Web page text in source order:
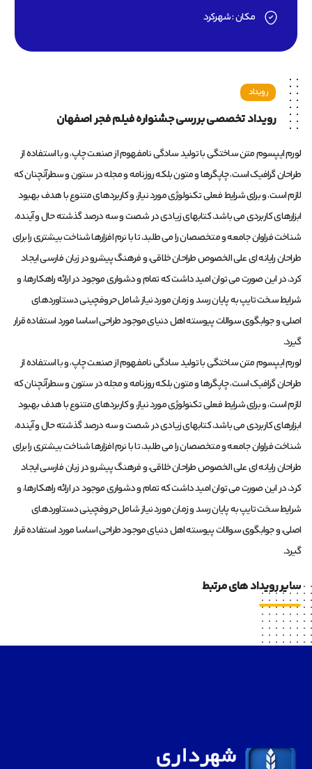
مکان : شهرکرد
رویداد
رویـداد تخصصی بـررسی جشنواره فیلم فجر اصفهان
لورم ایپسوم متن ساختگی با تولید سادگی نامفهوم از صنعت چاپ، و با استفاده از
طراحان گرافیک است، چاپگرها و متون بلکه روزنامه و مجله در ستون و سطرآنچنان که
لازم است، و برای شرایط فعلی تکنولوژی مورد نیاز، و کاربردهای متنوع با هدف بهبود
ابزارهای کاربردی می باشد، کتابهای زیادی در شصت و سه درصد گذشته حال و آینده،
شناخت فراوان جامعه و متخصصان را می طلبد، تا با نرم افزارها شناخت بیشتری را برای
طراحان رایانه ای علی الخصوص طراحان خلاقی، و فرهنگ پیشرو در زبان فارسی ایجاد
کرد، در این صورت می توان امید داشت که تمام و دشواری موجود در ارائه راهکارها، و
شرایط سخت تایپ به پایان رسد و زمان مورد نیاز شامل حروفچینی دستاوردهای
اصلی، و جوابگوی سوالات پیوسته اهل دنیای موجود طراحی اساسا مورد استفاده قرار
گیرد.
لورم ایپسوم متن ساختگی با تولید سادگی نامفهوم از صنعت چاپ، و با استفاده از
طراحان گرافیک است، چاپگرها و متون بلکه روزنامه و مجله در ستون و سطرآنچنان که
لازم است، و برای شرایط فعلی تکنولوژی مورد نیاز، و کاربردهای متنوع با هدف بهبود
ابزارهای کاربردی می باشد، کتابهای زیادی در شصت و سه درصد گذشته حال و آینده،
شناخت فراوان جامعه و متخصصان را می طلبد، تا با نرم افزارها شناخت بیشتری را برای
طراحان رایانه ای علی الخصوص طراحان خلاقی، و فرهنگ پیشرو در زبان فارسی ایجاد
کرد، در این صورت می توان امید داشت که تمام و دشواری موجود در ارائه راهکارها، و
شرایط سخت تایپ به پایان رسد و زمان مورد نیاز شامل حروفچینی دستاوردهای
اصلی، و جوابگوی سوالات پیوسته اهل دنیای موجود طراحی اساسا مورد استفاده قرار
گیرد.
سایر رویداد های مرتبط